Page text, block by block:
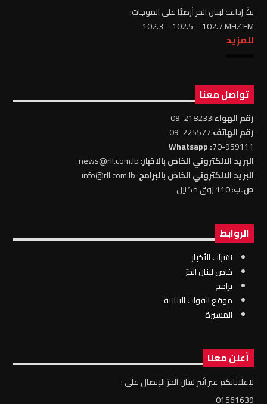
بثّ إذاعة لبنان الحر أرضيًّا على الموجات:
102.3 – 102.5 – 102.7 MHZ FM
للمزيد
تواصل معنا
رقم الهواء:218233-09
رقم الهاتف:225577-09
70-959111
: Whatsapp
البريد الالكتروني الخاص بالاخبار: news@rll.com.lb
البريد الالكتروني الخاص بالبرامج: info@rll.com.lb
ص.ب: 110 زوق مكايل
الروابط
نشرات الأخبار
خاص لبنان الحرّ
برامج
موقع القوات البنانية
المسيرة
أعلن معنا
لإعلاناتكم عبر أثير لبنان الحرّ الإتصال على :
01561639